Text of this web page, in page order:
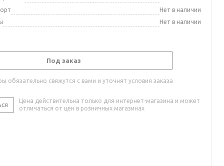
Нет в наличии
Нет в наличии
Под заказ
обязательно свяжутся с вами и уточнят условия заказа
Цена действительна только для интернет-магазина и может
отличаться от цен в розничных магазинах